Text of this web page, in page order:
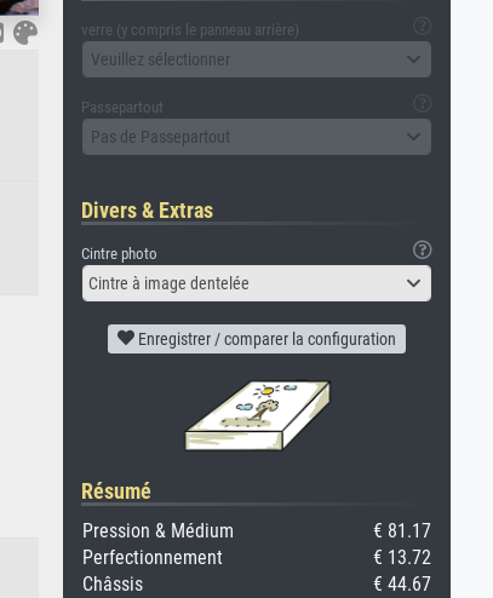
verre (y compris le panneau arrière)
Veuillez sélectionner
Passepartout
Pas de Passepartout
Divers & Extras
Cintre photo
Cintre à image dentelée
Enregistrer / comparer la configuration
Résumé
Pression & Médium
€ 81.17
Perfectionnement
€ 13.72
Châssis
€ 44.67